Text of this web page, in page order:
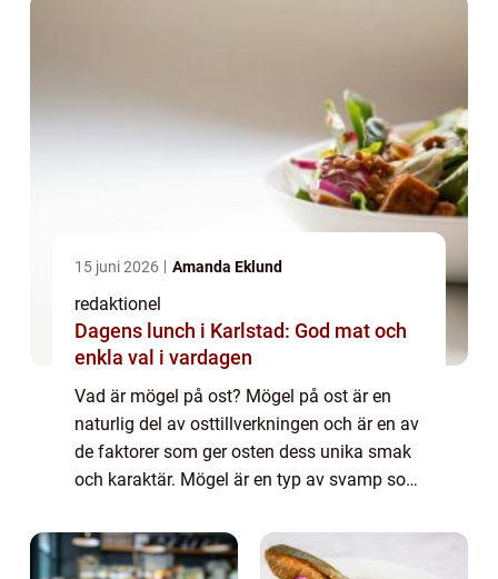
15 juni 2026 Amanda Eklund
redaktionel
Dagens lunch i Karlstad: God mat och
enkla val i vardagen
Vad är mögel på ost? Mögel på ost är en
naturlig del av osttillverkningen och är en av
de faktorer som ger osten dess unika smak
och karaktär. Mögel är en typ av svamp som
typer av mögel som kan påverka ...